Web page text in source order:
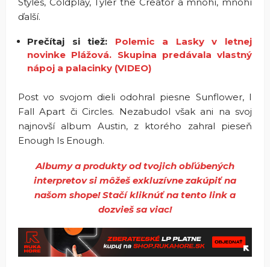
ďalší.
Prečítaj si tiež: Polemic a Lasky v letnej
novinke Plážová. Skupina predávala vlastný
nápoj a palacinky (VIDEO)
Post vo svojom dieli odohral piesne Sunflower, I
Fall Apart či Circles. Nezabudol však ani na svoj
najnovší album Austin, z ktorého zahral pieseň
Enough Is Enough.
Albumy a produkty od tvojich obľúbených
interpretov si môžeš exkluzívne zakúpiť na
našom shope! Stačí kliknúť na tento link a
dozvieš sa viac!